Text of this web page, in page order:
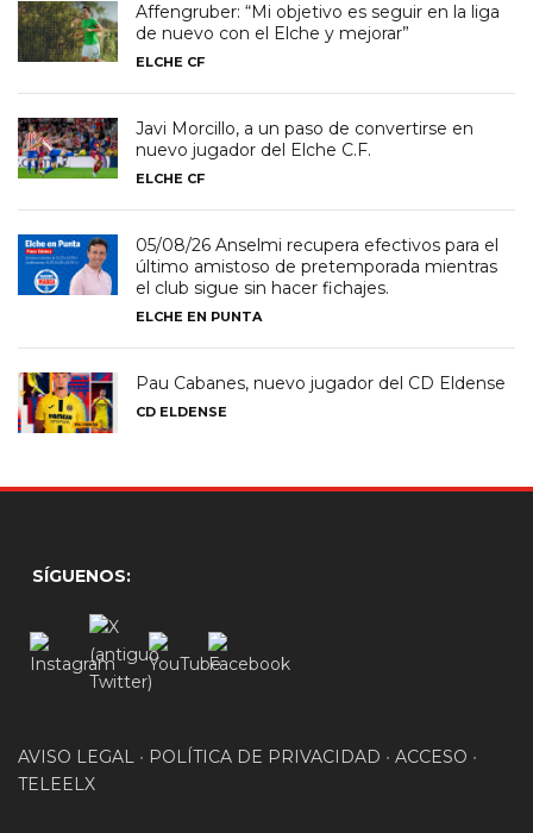
Affengruber: “Mi objetivo es seguir en la liga
de nuevo con el Elche y mejorar”
ELCHE CF
Javi Morcillo, a un paso de convertirse en
nuevo jugador del Elche C.F.
ELCHE CF
05/08/26 Anselmi recupera efectivos para el
último amistoso de pretemporada mientras
el club sigue sin hacer fichajes.
ELCHE EN PUNTA
Pau Cabanes, nuevo jugador del CD Eldense
CD ELDENSE
SÍGUENOS:
AVISO LEGAL • POLÍTICA DE PRIVACIDAD • ACCESO •
TELEELX